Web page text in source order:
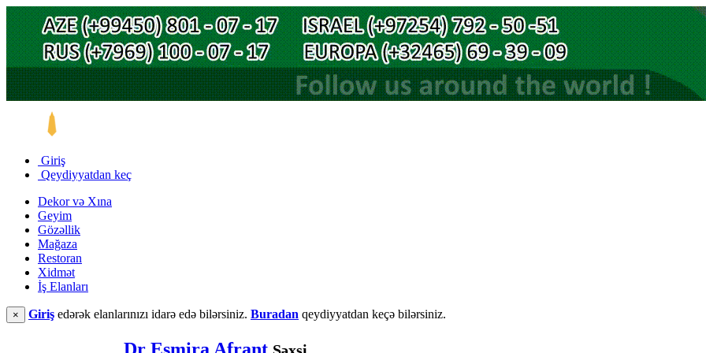
Giriş
Qeydiyyatdan keç
Dekor və Xına
Geyim
Gözəllik
Mağaza
Restoran
Xidmət
İş Elanları
× Giriş edərək elanlarınızı idarə edə bilərsiniz. Buradan qeydiyyatdan keçə bilərsiniz.